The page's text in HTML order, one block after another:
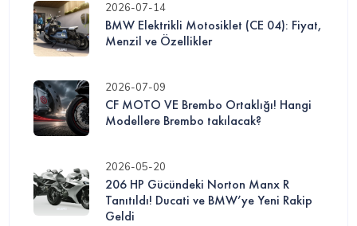
2026-07-14
BMW Elektrikli Motosiklet (CE 04): Fiyat,
Menzil ve Özellikler
2026-07-09
CF MOTO VE Brembo Ortaklığı! Hangi
Modellere Brembo takılacak?
2026-05-20
206 HP Gücündeki Norton Manx R
Tanıtıldı! Ducati ve BMW’ye Yeni Rakip
Geldi